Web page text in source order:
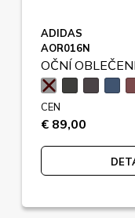
ADIDAS
AOR016N
OČNÍ
CEN
€ 89,00